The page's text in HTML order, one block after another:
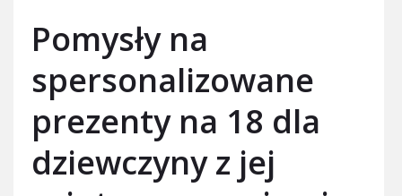
Pomysły na
spersonalizowane
prezenty na 18 dla
dziewczyny z jej